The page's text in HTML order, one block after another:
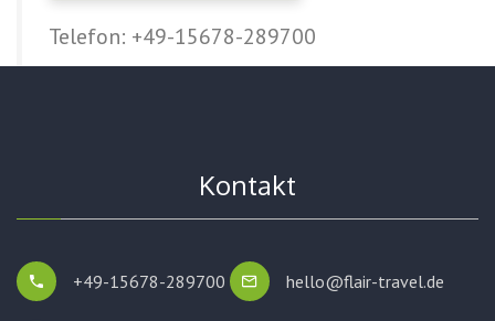
Telefon: +49-15678-289700
Kontakt
+49-15678-289700 hello@flair-travel.de